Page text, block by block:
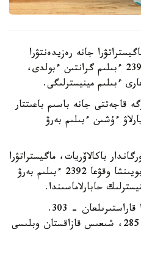
جانە رەزيدەنتۋرا
باعدارلامالارى بويىنشا بارلىعى 2392 ءبىلىم گرانتىن ءبولدى،
ءبىلىم مينيسترلىگى.
قاجەتتى جانە باسىم باعىتتار
ءۇشىن ءبىلىم بەرۋ
باكالاۆريات، ماگيستراتۋرا
جانە رەزيدەنتۋرا باعدارلامالارى بويىنشا وقۋعا 2392 ءبىلىم بەرۋ
حابارلاماسىندا.
ەڭ كوپ گرانت استانا قالاسىندا قاراستىرىلعان - 303.
شىمكەنت قالاسىنىڭ اكىمدىگى 285، شىعىس قازاقستان وبلىسى